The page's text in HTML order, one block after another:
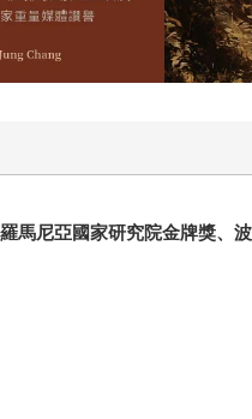
馬尼亞國家研究院金牌獎、